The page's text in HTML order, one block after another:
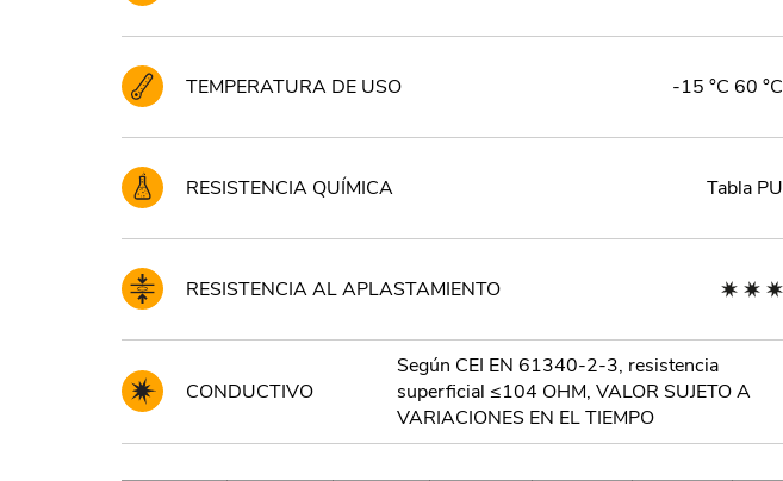
TEMPERATURA DE USO -15 °C 60 °C
RESISTENCIA QUÍMICA Tabla PU
RESISTENCIA AL APLASTAMIENTO
CONDUCTIVO
Según CEI EN 61340-2-3, resistencia
superficial ≤104 OHM, VALOR SUJETO A
VARIACIONES EN EL TIEMPO